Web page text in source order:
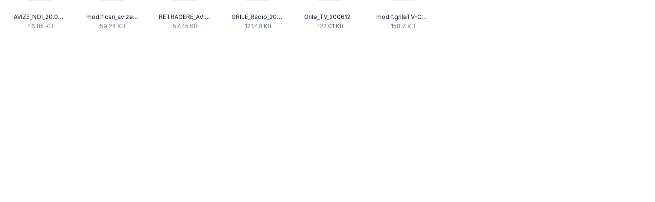
AVIZE_NOI_20.06.2012.pdf
46.85 KB
modificari_avize_20.06.2012.pdf
59.24 KB
RETRAGERE_AVIZE_20.06.2012.pdf
57.45 KB
GRILE_Radio_200612.pdf
121.48 KB
Grile_TV_200612.pdf
122.01 KB
modif.grileTV-C_20.06.2012.pdf
158.7 KB